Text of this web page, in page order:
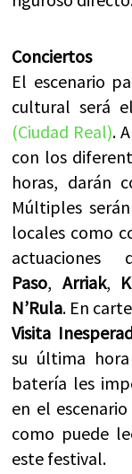
Conciertos
El escenario
cultural será
(Ciudad Real).
con los
horas, darán
Múltiples
locales como
actuaciones
Paso, Arriak,
N’Rula. En
Visita
su última
batería les
en el
como puede
este festival.